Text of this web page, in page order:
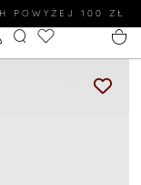
POWYŻEJ 100 ZŁ